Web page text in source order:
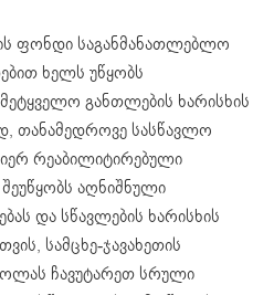
ფონდი საგანმანათლებლო
ხელს უწყობს
განთლების ხარისხის
თანამედროვე სასწავლო
რეაბილიტირებული
აღნიშნული
და სწავლების ხარისხის
სამცხე-ჯავახეთის
ჩავუტარეთ სრული